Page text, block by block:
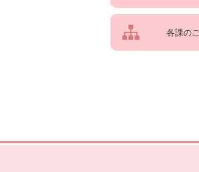
各課の